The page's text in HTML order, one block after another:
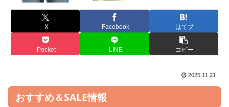
X Facebook はてブ
Pocket LINE コピー
2025.11.21
おすすめ＆SALE情報